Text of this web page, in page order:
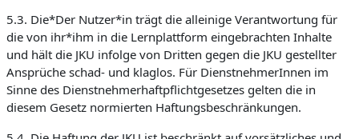
5.3. Die*Der Nutzer*in trägt die alleinige Verantwortung für
die von ihr*ihm in die Lernplattform eingebrachten Inhalte
und hält die JKU infolge von Dritten gegen die JKU gestellter
Ansprüche schad- und klaglos. Für DienstnehmerInnen im
Sinne des Dienstnehmerhaftpflichtgesetzes gelten die in
diesem Gesetz normierten Haftungsbeschränkungen.